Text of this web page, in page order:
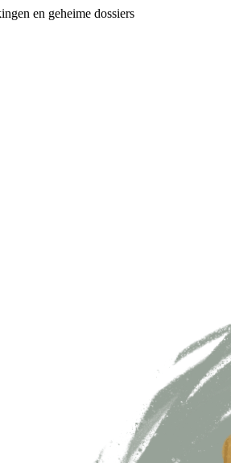
en geheime dossiers